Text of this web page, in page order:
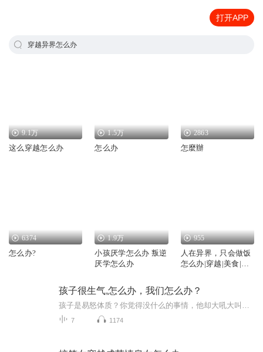
打开APP
穿越异界怎么办
9.1万
这么穿越怎么办
1.5万
怎么办
2863
怎麼辦
6374
怎么办?
1.9万
小孩厌学怎么办 叛逆
厌学怎么办
955
人在异界，只会做饭
怎么办|穿越|美食|无
孩子很生气,怎么办，我们怎么办？
7 1174